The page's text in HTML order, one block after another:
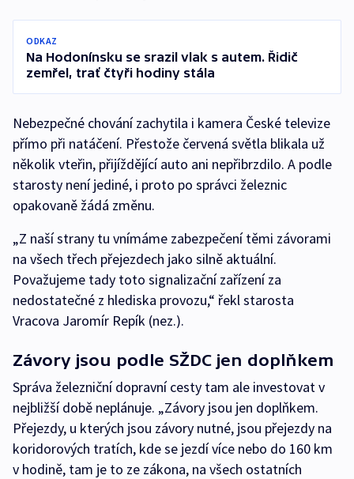
ODKAZ
Na Hodonínsku se srazil vlak s autem. Řidič
zemřel, trať čtyři hodiny stála
Nebezpečné chování zachytila i kamera České televize
přímo při natáčení. Přestože červená světla blikala už
několik vteřin, přijíždějící auto ani nepřibrzdilo. A podle
starosty není jediné, i proto po správci železnic
opakovaně žádá změnu.
„Z naší strany tu vnímáme zabezpečení těmi závorami
na všech třech přejezdech jako silně aktuální.
Považujeme tady toto signalizační zařízení za
nedostatečné z hlediska provozu,“ řekl starosta
Vracova Jaromír Repík (nez.).
Závory jsou podle SŽDC jen doplňkem
Správa železniční dopravní cesty tam ale investovat v
nejbližší době neplánuje. „Závory jsou jen doplňkem.
Přejezdy, u kterých jsou závory nutné, jsou přejezdy na
koridorových tratích, kde se jezdí více nebo do 160 km
v hodině, tam je to ze zákona, na všech ostatních